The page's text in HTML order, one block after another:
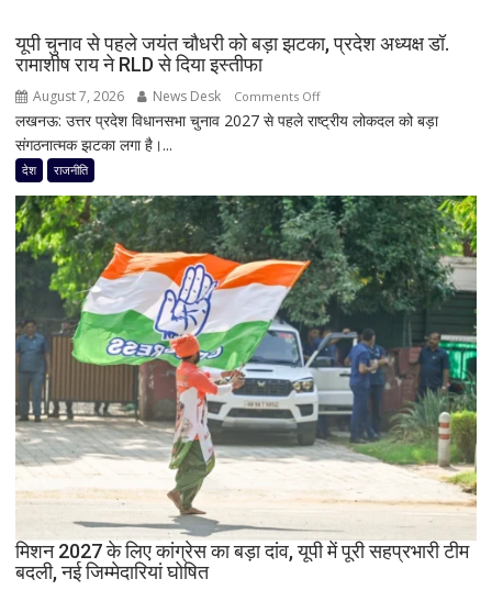
से
पवार
सभी
8
सांसद,
डीलिमिटेशन
बिल
के
बीच
बढ़ी
सियासी
अटकलें
यूपी चुनाव से पहले जयंत चौधरी को बड़ा झटका, प्रदेश अध्यक्ष डॉ.
रामाशीष राय ने RLD से दिया इस्तीफा
August 7, 2026 News Desk Comments Offon
यूपी
जयंत
चौधरी
को
बड़ा
झटका,
प्रदेश
अध्यक्ष
रामाशीष
राय
ने
से
दिया
इस्तीफा
लखनऊ: उत्तर प्रदेश विधानसभा चुनाव 2027 से पहले राष्ट्रीय लोकदल को बड़ा
संगठनात्मक झटका लगा है।...
देश राजनीति
मिशन 2027 के लिए कांग्रेस का बड़ा दांव, यूपी में पूरी सहप्रभारी टीम
बदली, नई जिम्मेदारियां घोषित